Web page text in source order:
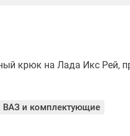
крюк на Лада Икс Рей,
ВАЗ и комплектующие